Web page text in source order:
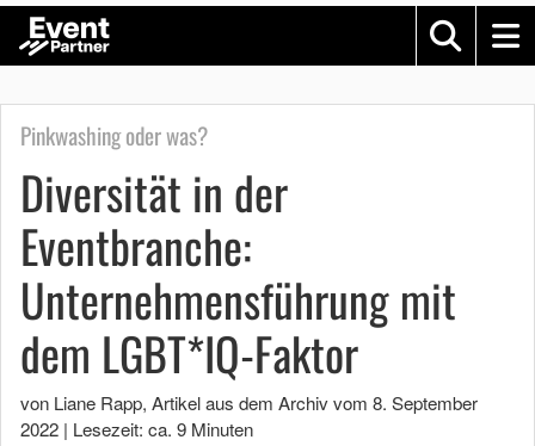
Pinkwashing oder was?
Diversität in der
Eventbranche:
Unternehmensführung mit
dem LGBT*IQ-Faktor
von Liane Rapp, Artikel aus dem Archiv vom 8. September
2022 | Lesezeit: ca. 9 Minuten